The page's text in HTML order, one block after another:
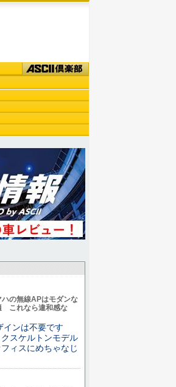
の無線APはモダンな
これなら違和感な
インは不要です
スケルトンモデル
ィスにめちゃなじ